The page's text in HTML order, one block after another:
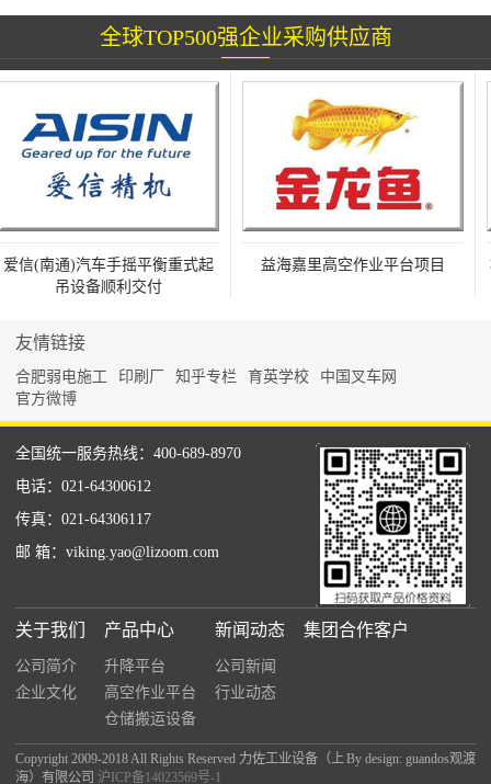
全球TOP500强企业采购供应商
信(南通)汽车手摇平衡重式起
吊设备顺利交付
益海嘉里高空作业平台项目
友情链接
合肥弱电施工 印刷厂 知乎专栏 育英学校
中国叉车网
官方微博
全国统一服务热线：400-689-8970
电话：021-64300612
传真：021-64306117
邮 箱：viking.yao@lizoom.com
关于我们
公司简介
企业文化
产品中心
升降平台
高空作业平台
仓储搬运设备
新闻动态
公司新闻
行业动态
集团合作客户
By design: guandos观渡
Copyright 2009-2018 All Rights Reserved 力佐工业设备（上
海）有限公司 沪ICP备14023569号-1